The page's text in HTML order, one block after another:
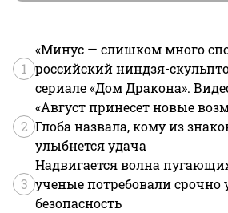
1
«Минус — слишком много
российский ниндзя-
сериале «Дом Дракона».
2
«Август принесет новые
Глоба назвала, кому из
улыбнется удача
3
Надвигается волна
ученые потребовали срочно
безопасность